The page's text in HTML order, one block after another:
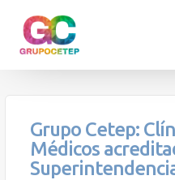
Grupo Cetep:
Médicos